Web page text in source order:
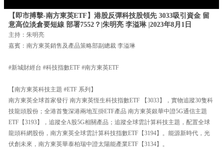
【即市搏擊-南方東英ETF】港股反彈科技股領先 3033吸引資金 留
意高位淡倉要短線 部署7552？|朱明亮 李溢琳 |2023年8月1日
主持：朱明亮
嘉賓：南方東英銷售及產品策略部副總裁 李溢琳
#新城財經台 #科技指數ETF #南方東英ETF
【南方東英科技主題 #ETF 系列】
南方東英全球首家發行 南方東英恆生科技指數ETF 【3033】，實物追蹤30隻科
技龍頭股份；全港首隻深港兩地互掛ETF產品 南方東英銀華中證5G通信主題
ETF【3193】，追蹤全A股5G相關產品；追蹤全球雲計算科技主題，配置全球
龍頭科網股份，南方東英全球雲計算科技指數ETF【3194】。能源新時代，光
伏創未來，南方東英華泰柏瑞中證太陽能產業ETF【3134】。